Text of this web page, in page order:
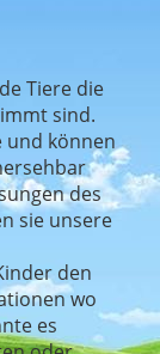
Tiere die
sind.
und können
des
sie unsere
den
wo
es